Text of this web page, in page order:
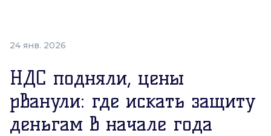
24 янв. 2026
НДС подняли, цены
рванули: где искать защиту
деньгам в начале года